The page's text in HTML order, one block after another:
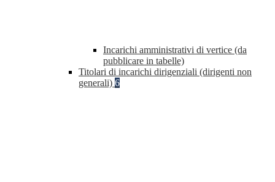
Incarichi amministrativi di vertice (da
pubblicare in tabelle)
Titolari di incarichi dirigenziali (dirigenti non
generali) 6